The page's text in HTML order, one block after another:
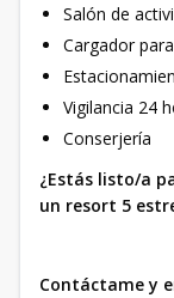
Salón de
Cargador
Vigilancia 24
Conserjería
¿Estás listo/a
un resort 5
Contáctame y